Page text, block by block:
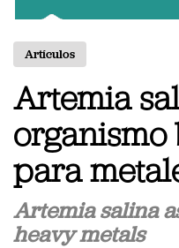
Artículos
Artemia
para
Artemia salina
heavy metals